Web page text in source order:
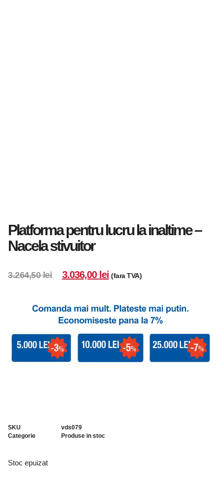
Platforma pentru lucru la inaltime –
Nacela stivuitor
3.264,50lei 3.036,00 lei (fara TVA)
SKU
vds079
Categorie
Produse in stoc
Stoc epuizat